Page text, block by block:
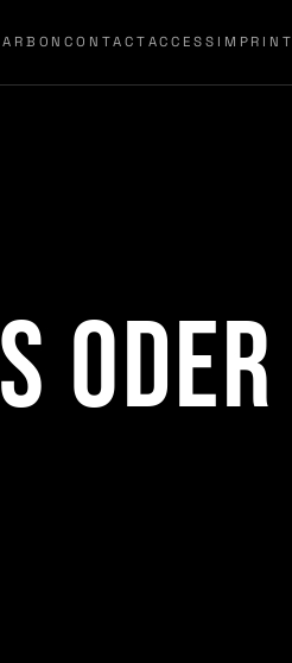
CONTACT ACCESS IMPRINT
oder